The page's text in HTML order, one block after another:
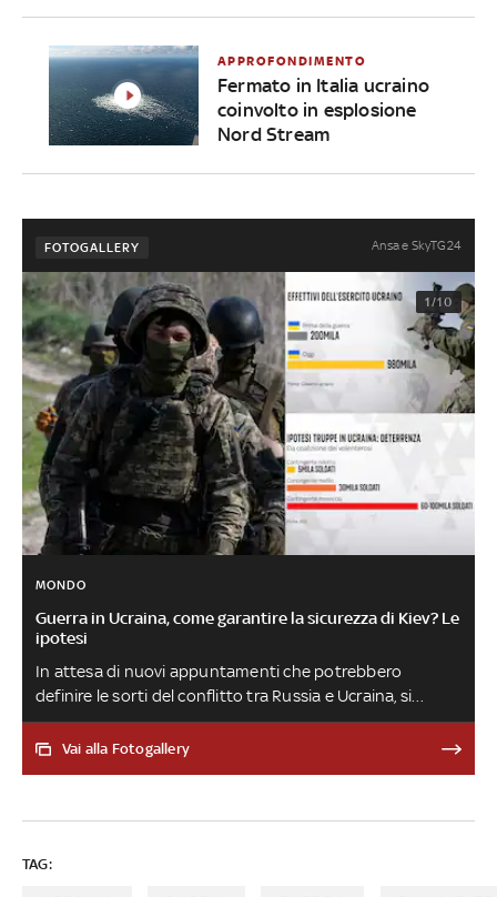
APPROFONDIMENTO
Fermato in Italia ucraino
coinvolto in esplosione
Nord Stream
FOTOGALLERY Ansa e SkyTG24
1/10
MONDO
Guerra in Ucraina, come garantire la sicurezza di Kiev? Le
ipotesi
In attesa di nuovi appuntamenti che potrebbero
definire le sorti del conflitto tra Russia e Ucraina, si
discute sulle possibili garanzie da consegnare a Kiev per
evitare un nuovo attacco di Mosca. Dall’esercito ucraino
Vai alla Fotogallery
TAG: